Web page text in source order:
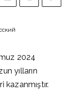
2024
yılların